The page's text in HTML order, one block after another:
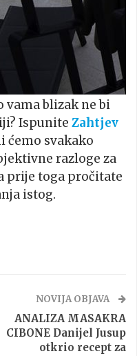
vama blizak ne bi
Ispunite Zahtjev
ćemo svakako
razloge za
prije toga pročitate
istog.
NOVIJA OBJAVA
ANALIZA MASAKRA
CIBONE Danijel Jusup
otkrio recept za